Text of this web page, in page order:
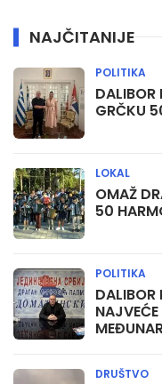
NAJČITANIJE
GRČKU
POLITIKA
OMAŽ
50
LOKAL
POLITIKA
DRUŠTVO